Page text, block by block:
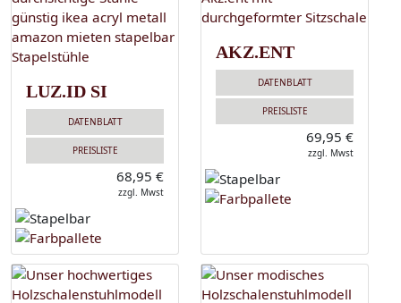
LUZ.ID SI
DATENBLATT
PREISLISTE
68,95 €
zzgl. Mwst
AKZ.ENT
DATENBLATT
PREISLISTE
69,95 €
zzgl. Mwst